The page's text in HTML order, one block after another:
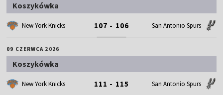
Koszykówka
New York Knicks 107 - 106 San Antonio Spurs
09 CZERWCA 2026
Koszykówka
New York Knicks 111 - 115 San Antonio Spurs